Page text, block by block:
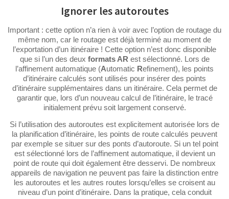
Ignorer les autoroutes
Important : cette option n’a rien à voir avec l’option de routage du
même nom, car le routage est déjà terminé au moment de
l’exportation d’un itinéraire ! Cette option n’est donc disponible
que si l’un des deux formats AR est sélectionné. Lors de
l’affinement automatique (Automatic Refinement), les points
d’itinéraire calculés sont utilisés pour insérer des points
d’itinéraire supplémentaires dans un itinéraire. Cela permet de
garantir que, lors d’un nouveau calcul de l’itinéraire, le tracé
initialement prévu soit largement conservé.
Si l’utilisation des autoroutes est explicitement autorisée lors de
la planification d’itinéraire, les points de route calculés peuvent
par exemple se situer sur des ponts d’autoroute. Si un tel point
est sélectionné lors de l’affinement automatique, il devient un
point de route qui doit également être desservi. De nombreux
appareils de navigation ne peuvent pas faire la distinction entre
les autoroutes et les autres routes lorsqu’elles se croisent au
niveau d’un point d’itinéraire. Dans la pratique, cela conduit